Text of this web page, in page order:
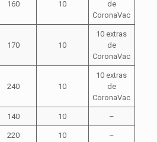
160 10
de
CoronaVac
170 10
10 extras
de
CoronaVac
240 10
10 extras
de
CoronaVac
140 10 –
220 10 –